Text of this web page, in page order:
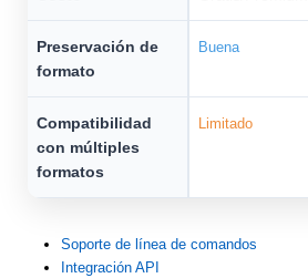
Preservación de
formato
Buena
Compatibilidad
con múltiples
formatos
Limitado
Soporte de línea de comandos
Integración API